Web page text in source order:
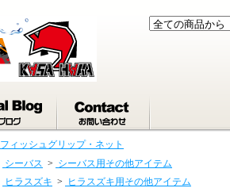
フィッシュグリップ・ネット
シーバス > シーバス用その他アイテム
ヒラスズキ >
ヒラスズキ用その他アイテム